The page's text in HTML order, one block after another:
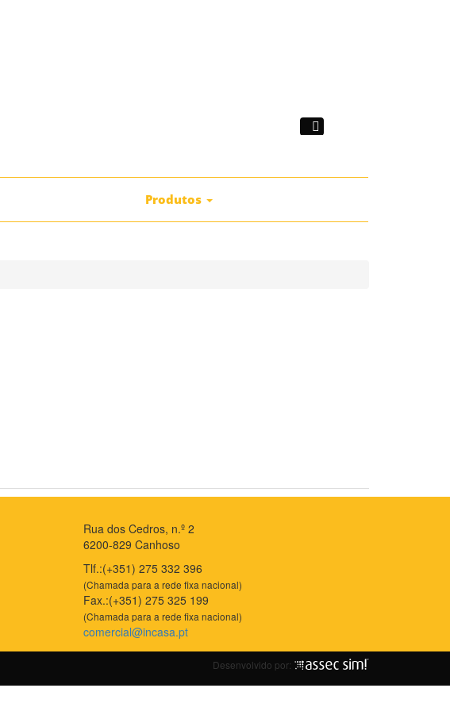
Produtos
Rua dos Cedros, n.º 2
6200-829 Canhoso
Tlf.:(+351) 275 332 396
(Chamada para a rede fixa nacional)
Fax.:(+351) 275 325 199
(Chamada para a rede fixa nacional)
comercial@incasa.pt
Desenvolvido por: